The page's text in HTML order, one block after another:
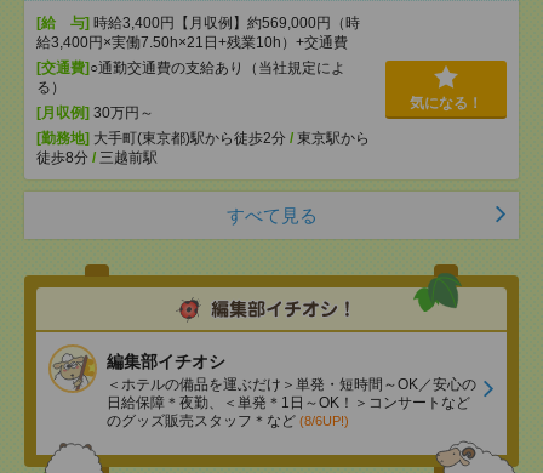
[給 与] 時給3,400円【月収例】約569,000円（時
給3,400円×実働7.50h×21日+残業10h）+交通費
[交通費] ○通勤交通費の支給あり（当社規定によ
る）
[月収例] 30万円～
[勤務地] 大手町(東京都)駅から徒歩2分 / 東京駅から
徒歩8分 / 三越前駅
気になる！
すべて見る
編集部イチオシ
＜ホテルの備品を運ぶだけ＞単発・短時間～OK／安心の
日給保障＊夜勤、＜単発＊1日～OK！＞コンサートなど
のグッズ販売スタッフ＊など (8/6UP!)